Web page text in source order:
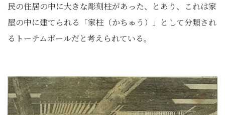
民の住居の中に大きな彫刻柱があった、とあり、これは家
屋の中に建てられる「家柱（かちゅう）」として分類され
るトーテムポールだと考えられている。